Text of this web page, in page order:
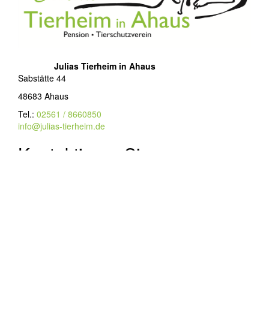
Julias Tierheim in Ahaus
Sabstätte 44
48683 Ahaus
Tel.: 02561 / 8660850
info@julias-tierheim.de
Kontaktieren Sie uns